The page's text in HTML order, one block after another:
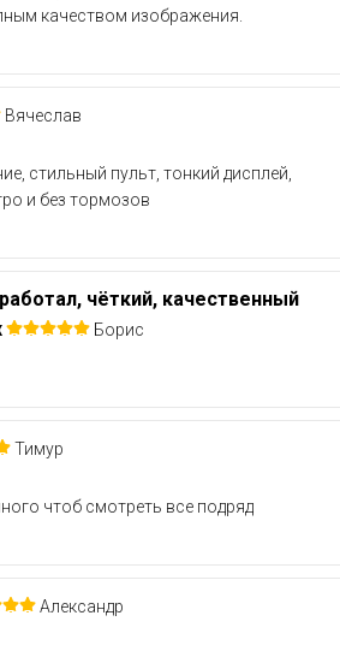
качеством изображения.
Вячеслав
стильный пульт, тонкий дисплей,
и без тормозов
чёткий, качественный
Борис
Тимур
чтоб смотреть все подряд
Александр